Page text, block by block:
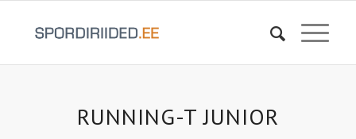
RUNNING-T JUNIOR